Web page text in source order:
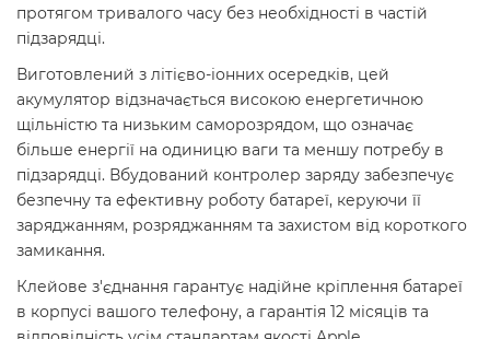
протягом тривалого часу без необхідності в частій
підзарядці.
Виготовлений ​​з літієво-іонних осередків, цей
акумулятор відзначається високою енергетичною
щільністю та низьким саморозрядом, що означає
більше енергії на одиницю ваги та меншу потребу в
підзарядці. Вбудований контролер заряду забезпечує
безпечну та ефективну роботу батареї, керуючи її
заряджанням, розряджанням та захистом від короткого
замикання.
Клейове з'єднання гарантує надійне кріплення батареї
в корпусі вашого телефону, а гарантія 12 місяців та